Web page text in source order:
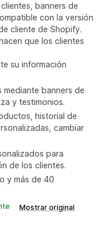
banners de
con la versión
cliente de Shopify.
que los clientes
su información
mediante banners de
y testimonios.
historial de
cambiar
para
de los clientes.
y más de 40
Mostrar original